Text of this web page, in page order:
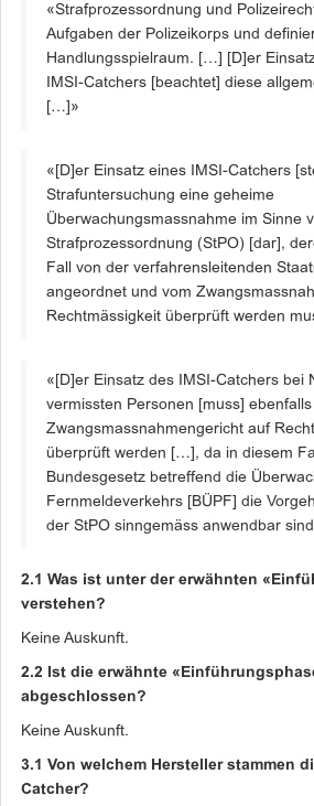
«Strafprozessordnung und
Aufgaben der Polizeikorps und
Handlungsspielraum. […] [D]er
IMSI-Catchers [beachtet] diese
[…]»
«[D]er Einsatz eines IMSI-Catchers
Strafuntersuchung eine geheime
Überwachungsmassnahme im Sinne
Strafprozessordnung (StPO) [dar],
Fall von der verfahrensleitenden
angeordnet und vom
Rechtmässigkeit überprüft werden
«[D]er Einsatz des IMSI-Catchers bei
vermissten Personen [muss] ebenfalls
Zwangsmassnahmengericht auf
überprüft werden […], da in diesem
Bundesgesetz betreffend die
Fernmeldeverkehrs [BÜPF] die
der StPO sinngemäss anwendbar
2.1 Was ist unter der erwähnten
verstehen?
Keine Auskunft.
2.2 Ist die erwähnte
abgeschlossen?
Keine Auskunft.
3.1 Von welchem Hersteller stammen
Catcher?